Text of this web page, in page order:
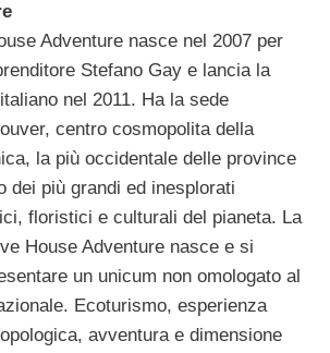
Adventure nasce nel 2007 per
Stefano Gay e lancia la
nel 2011. Ha la sede
centro cosmopolita della
la più occidentale delle province
dei più grandi ed inesplorati
floristici e culturali del pianeta. La
House Adventure nasce e si
un unicum non omologato al
Ecoturismo, esperienza
avventura e dimensione